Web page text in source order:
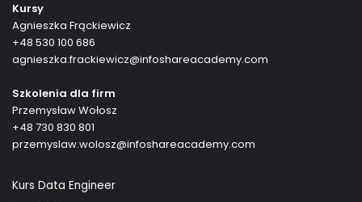
Kursy
Agnieszka Frąckiewicz
+48 530 100 686
agnieszka.frackiewicz@infoshareacademy.com
Szkolenia dla firm
Przemysław Wołosz
+48 730 830 801
przemyslaw.wolosz@infoshareacademy.com
Kurs Data Engineer